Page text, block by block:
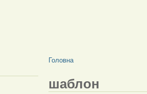
ВИ Є ТУТ
Головна
шаблон